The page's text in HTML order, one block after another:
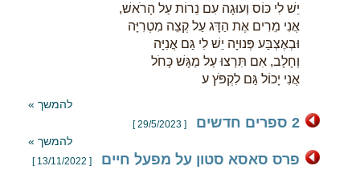
יֵשׁ לִי כּוֹס וְעוּגָה עִם נֵרוֹת עַל הָרֹאשׁ,
אֲנִי מֵרִים אֶת הַדָּג עַל קְצֵה מִטְרִיָּה
וּבְאֶצְבַּע פְּנוּיָה יֵשׁ לִי גַּם אֳנִיָּה
וְחָלָב, אִם תִּרְצוּ עַל מַגָּשׁ כָּחֹל
אֲנִי יָכוֹל גַּם לִקְפֹּץ ע
להמשך »
2 ספרים חדשים [ 29/5/2023 ]
להמשך »
פרס סאסא סטון על מפעל חיים [ 13/11/2022 ]